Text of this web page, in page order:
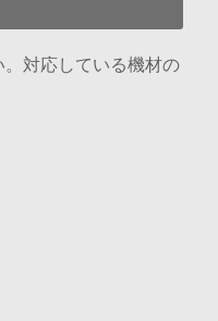
対応している機材の